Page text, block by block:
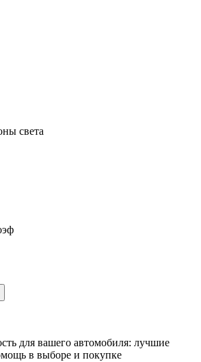
света
для вашего автомобиля: лучшие
в выборе и покупке